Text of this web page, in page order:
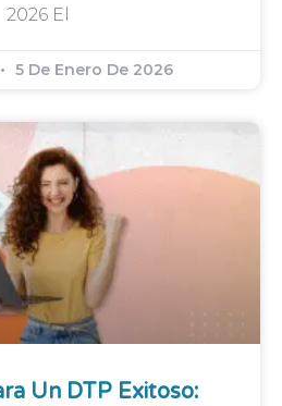
2026 El
5 De Enero De 2026
Un DTP Exitoso: